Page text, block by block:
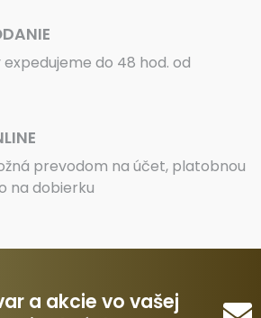
do 48 hod. od
prevodom na účet, platobnou
na dobierku
a akcie vo vašej